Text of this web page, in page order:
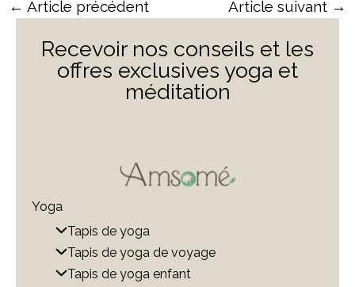
e
← Article précédent Article suivant →
Recevoir nos conseils et les
offres exclusives yoga et
méditation
Yoga
Tapis de yoga
Tapis de yoga de voyage
Tapis de yoga enfant